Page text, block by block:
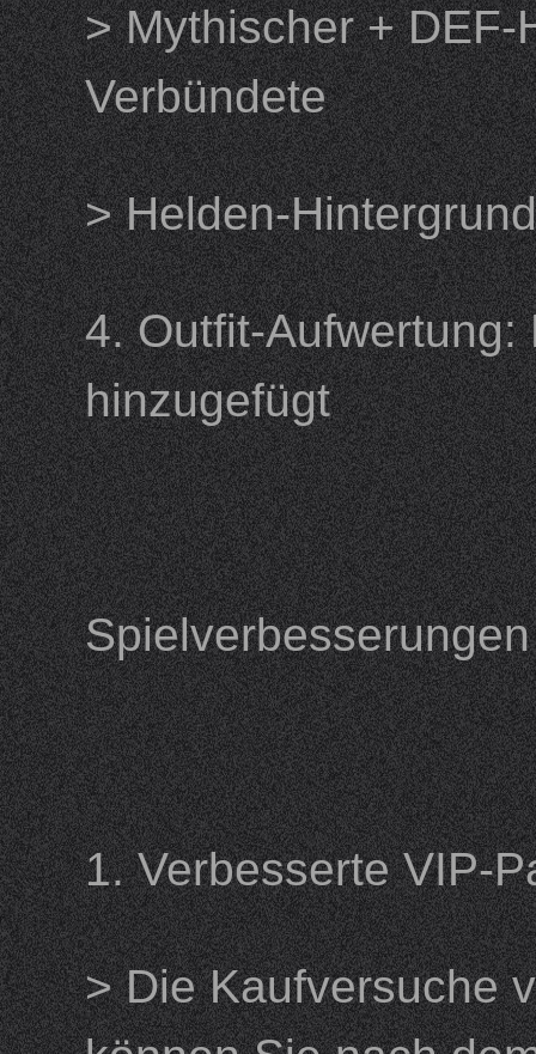
> Mythischer +
Verbündete
> Helden-
4. Outfit-
hinzugefügt
1. Verbesserte
> Die Kaufversuche